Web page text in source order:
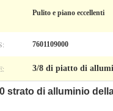
Pulito e piano eccellenti
7601109000
3/8 di piatto di
strato di alluminio